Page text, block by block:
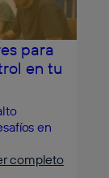
para
en tu
en
completo